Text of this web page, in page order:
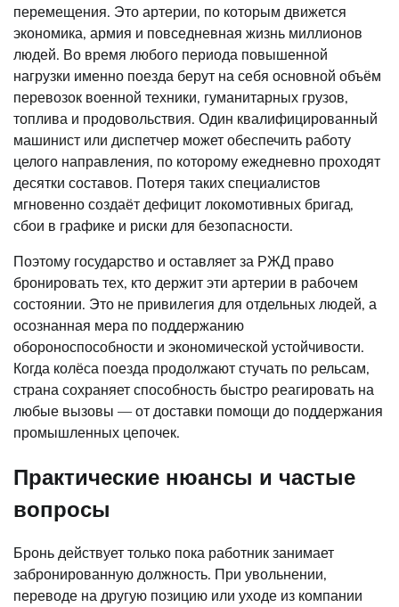
перемещения. Это артерии, по которым движется
экономика, армия и повседневная жизнь миллионов
людей. Во время любого периода повышенной
нагрузки именно поезда берут на себя основной объём
перевозок военной техники, гуманитарных грузов,
топлива и продовольствия. Один квалифицированный
машинист или диспетчер может обеспечить работу
целого направления, по которому ежедневно проходят
десятки составов. Потеря таких специалистов
мгновенно создаёт дефицит локомотивных бригад,
сбои в графике и риски для безопасности.
Поэтому государство и оставляет за РЖД право
бронировать тех, кто держит эти артерии в рабочем
состоянии. Это не привилегия для отдельных людей, а
осознанная мера по поддержанию
обороноспособности и экономической устойчивости.
Когда колёса поезда продолжают стучать по рельсам,
страна сохраняет способность быстро реагировать на
любые вызовы — от доставки помощи до поддержания
промышленных цепочек.
Практические нюансы и частые
вопросы
Бронь действует только пока работник занимает
забронированную должность. При увольнении,
переводе на другую позицию или уходе из компании